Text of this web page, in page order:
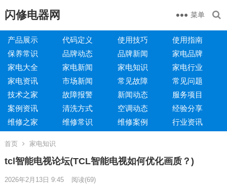
闪修电器网 菜单
产品展示 代码定义 使用技巧
使用指南
保养常识
品牌动态 品牌新闻
家电品牌
家电大全
家电新闻 家电知识
家电行业
家电资讯
市场新闻 常见故障
常见问题
技术之家
故障报警 新闻动态
服务项目
案例资讯
清洗方式 空调动态
经验分享
维修之家
维修常识 维修案例 行业资讯
首页 家电知识
tcl智能电视论坛(TCL智能电视如何优化画质？)
2026年2月13日 9:45 阅读(69)